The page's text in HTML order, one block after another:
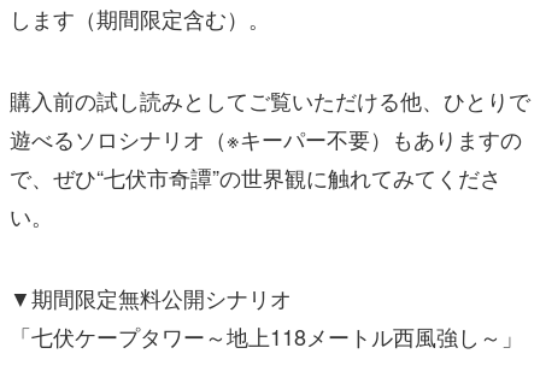
します（期間限定含む）。
購入前の試し読みとしてご覧いただける他、ひとりで
遊べるソロシナリオ（※キーパー不要）もありますの
で、ぜひ“七伏市奇譚”の世界観に触れてみてくださ
い。
▼期間限定無料公開シナリオ
「七伏ケープタワー～地上118メートル西風強し～」